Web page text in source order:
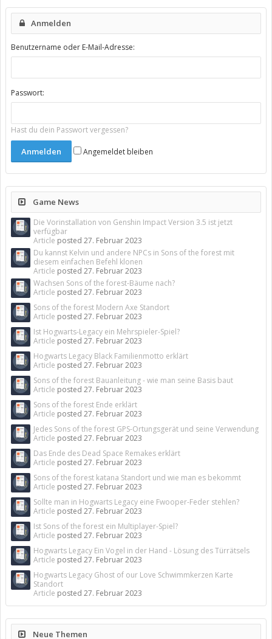
Anmelden
Benutzername oder E-Mail-Adresse:
Passwort:
Hast du dein Passwort vergessen?
Angemeldet bleiben
Game News
Die Vorinstallation von Genshin Impact Version 3.5 ist jetzt
verfügbar
Article posted 27. Februar 2023
Du kannst Kelvin und andere NPCs in Sons of the forest mit
diesem einfachen Befehl klonen
Article posted 27. Februar 2023
Wachsen Sons of the forest-Bäume nach?
Article posted 27. Februar 2023
Sons of the forest Modern Axe Standort
Article posted 27. Februar 2023
Ist Hogwarts-Legacy ein Mehrspieler-Spiel?
Article posted 27. Februar 2023
Hogwarts Legacy Black Familienmotto erklärt
Article posted 27. Februar 2023
Sons of the forest Bauanleitung - wie man seine Basis baut
Article posted 27. Februar 2023
Sons of the forest Ende erklärt
Article posted 27. Februar 2023
Jedes Sons of the forest GPS-Ortungsgerät und seine Verwendung
Article posted 27. Februar 2023
Das Ende des Dead Space Remakes erklärt
Article posted 27. Februar 2023
Sons of the forest katana Standort und wie man es bekommt
Article posted 27. Februar 2023
Sollte man in Hogwarts Legacy eine Fwooper-Feder stehlen?
Article posted 27. Februar 2023
Ist Sons of the forest ein Multiplayer-Spiel?
Article posted 27. Februar 2023
Hogwarts Legacy Ein Vogel in der Hand - Lösung des Türrätsels
Article posted 27. Februar 2023
Hogwarts Legacy Ghost of our Love Schwimmkerzen Karte
Standort
Article posted 27. Februar 2023
Neue Themen